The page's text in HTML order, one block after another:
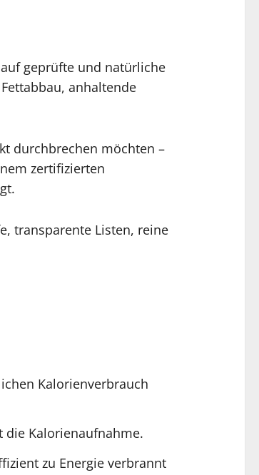
geprüfte und natürliche
anhaltende
durchbrechen möchten –
zertifizierten
transparente Listen, reine
Kalorienverbrauch
die Kalorienaufnahme.
zu Energie verbrannt